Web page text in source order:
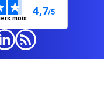
mois
4,7/5